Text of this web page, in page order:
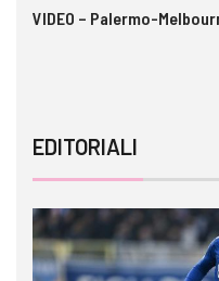
VIDEO – Palermo-
EDITORIALI